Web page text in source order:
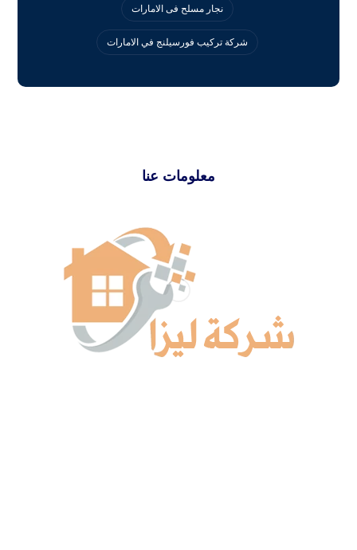
نجار مسلح فى الامارات
‏شركة تركيب فورسيلنج في الامارات
معلومات عنا